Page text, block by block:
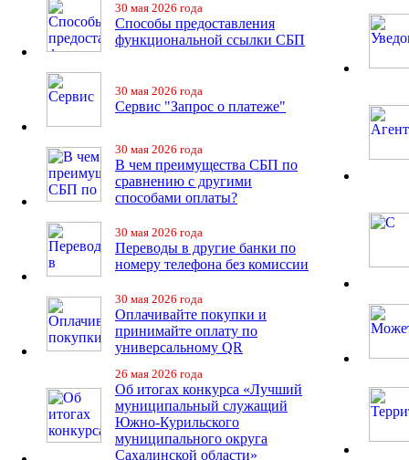
30 мая 2026 года
Способы предоставления
функциональной ссылки СБП
30 мая 2026 года
Сервис "Запрос о платеже"
30 мая 2026 года
В чем преимущества СБП по
сравнению с другими
способами оплаты?
30 мая 2026 года
Переводы в другие банки по
номеру телефона без комиссии
30 мая 2026 года
Оплачивайте покупки и
принимайте оплату по
универсальному QR
26 мая 2026 года
Об итогах конкурса «Лучший
муниципальный служащий
Южно-Курильского
муниципального округа
Сахалинской области»